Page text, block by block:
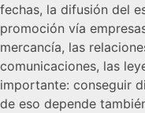
fechas, la difusión del
promoción vía
mercancía, las
comunicaciones, las
importante: conseguir
de eso depende